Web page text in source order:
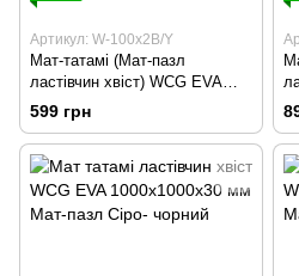
Артикул: W-100х2B/Y
Мат-татамі (Мат-пазл
ластівчин хвіст) WCG EVA
100х100х2 cm Синьо-жовтий
599 грн